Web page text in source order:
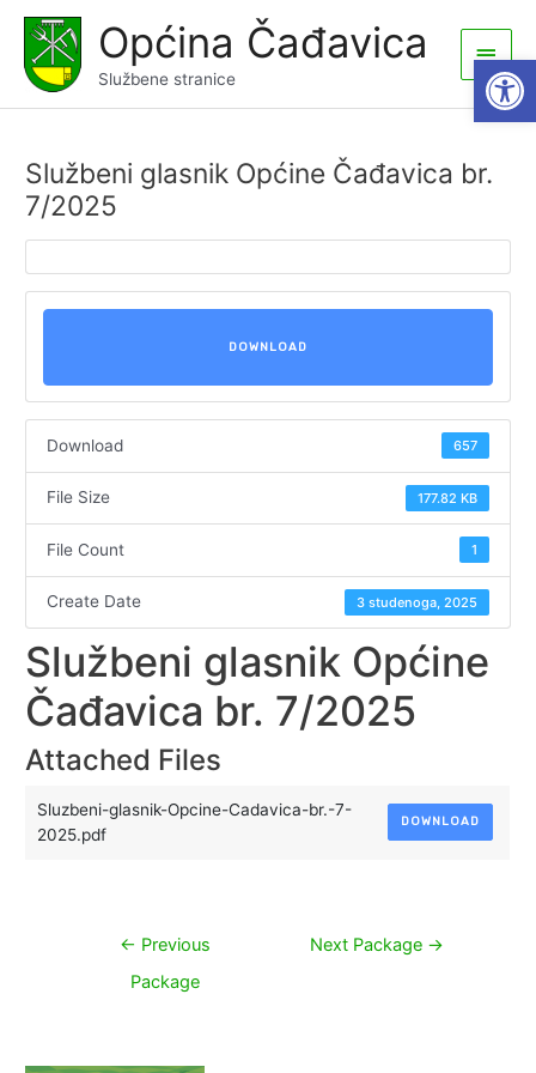
content
Općina Čađavica
Službene stranice
Main
Menu
Službeni glasnik Općine Čađavica br.
7/2025
DOWNLOAD
Download 657
File Size 177.82 KB
File Count 1
Create Date 3 studenoga, 2025
Službeni glasnik Općine
Čađavica br. 7/2025
Attached Files
Sluzbeni-glasnik-Opcine-Cadavica-br.-7-
2025.pdf
DOWNLOAD
Navigacija
← Previous
Package
Next Package →